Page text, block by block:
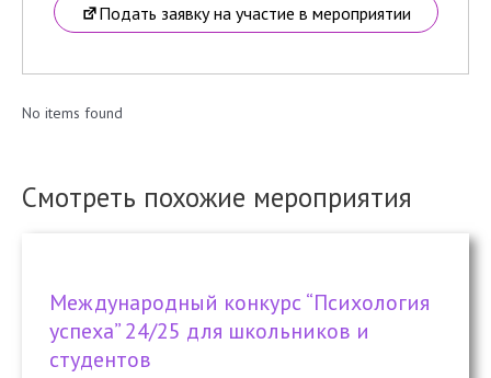
Подать заявку на участие в мероприятии
No items found
Смотреть похожие мероприятия
Международный конкурс “Психология
успеха” 24/25 для школьников и
студентов